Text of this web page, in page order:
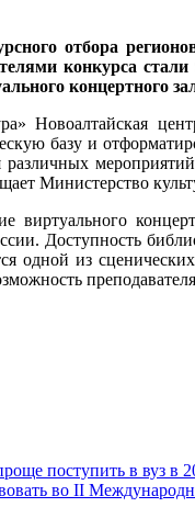
отбора
конкурса
концертного
Новоалтайская
базу и
Министерство
виртуального
Доступность
одной из
поступить в вуз в
во II